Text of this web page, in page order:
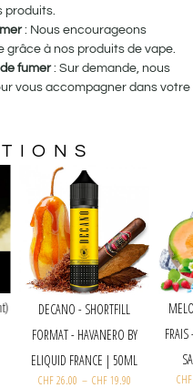
produits.
: Nous encourageons
à nos produits de vape.
fumer: Sur demande, nous
vous accompagner dans votre
DECANO - SHORTFILL
FORMAT - HAVANERO BY
ELIQUID FRANCE | 50ML
CHF
–
CHF26.00
mint)